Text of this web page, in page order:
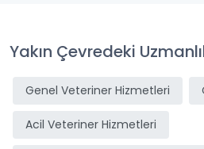
Yakın Çevredeki
Genel Veteriner Hizmetleri
Acil Veteriner Hizmetleri